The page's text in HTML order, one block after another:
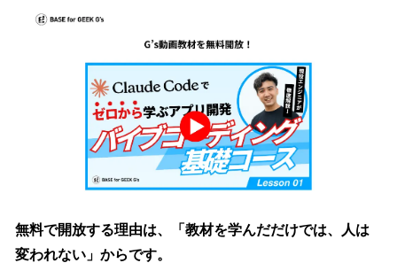
無料で開放する理由は、「教材を学んだだけでは、人は
変われない」からです。